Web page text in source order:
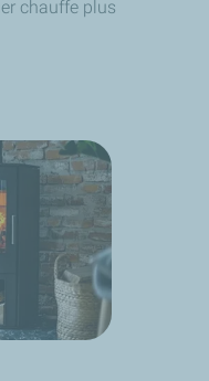
chauffe plus